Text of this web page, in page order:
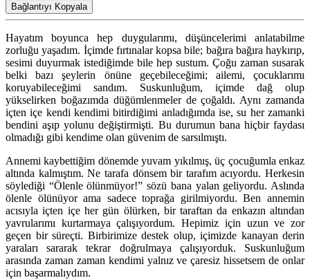
Bağlantıyı Kopyala
Hayatım boyunca hep duygularımı, düşüncelerimi anlatabilme
zorluğu yaşadım. İçimde fırtınalar kopsa bile; bağıra bağıra haykırıp,
sesimi duyurmak istediğimde bile hep sustum. Çoğu zaman susarak
belki bazı şeylerin önüne geçebileceğimi; ailemi, çocuklarımı
koruyabileceğimi sandım. Suskunluğum, içimde dağ olup
yükselirken boğazımda düğümlenmeler de çoğaldı. Aynı zamanda
içten içe kendi kendimi bitirdiğimi anladığımda ise, su her zamanki
bendini aşıp yolunu değiştirmişti. Bu durumun bana hiçbir faydası
olmadığı gibi kendime olan güvenim de sarsılmıştı.
Annemi kaybettiğim dönemde yuvam yıkılmış, üç çocuğumla enkaz
altında kalmıştım. Ne tarafa dönsem bir tarafım acıyordu. Herkesin
söylediği “Ölenle ölünmüyor!” sözü bana yalan geliyordu. Aslında
ölenle ölünüyor ama sadece toprağa girilmiyordu. Ben annemin
acısıyla içten içe her gün ölürken, bir taraftan da enkazın altından
yavrularımı kurtarmaya çalışıyordum. Hepimiz için uzun ve zor
geçen bir süreçti. Birbirimize destek olup, içimizde kanayan derin
yaraları sararak tekrar doğrulmaya çalışıyorduk. Suskunluğum
arasında zaman zaman kendimi yalnız ve çaresiz hissetsem de onlar
için başarmalıydım.